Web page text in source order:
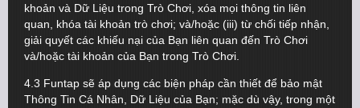
khoản và Dữ Liệu trong Trò Chơi, xóa mọi thông tin liên
quan, khóa tài khoản trò chơi; và/hoặc (iii) từ chối tiếp nhận,
giải quyết các khiếu nại của Bạn liên quan đến Trò Chơi
và/hoặc tài khoản của Bạn trong Trò Chơi.
4.3 Funtap sẽ áp dụng các biện pháp cần thiết để bảo mật
Thông Tin Cá Nhân, Dữ Liệu của Bạn; mặc dù vậy, trong một